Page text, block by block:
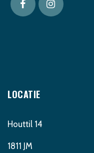
LOCATIE
Houttil 14
1811 JM